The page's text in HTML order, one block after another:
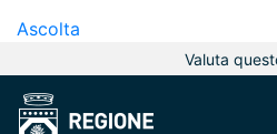
Ascolta
Valuta